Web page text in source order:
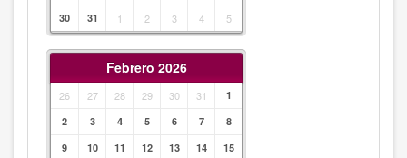
30
31 1 2 3 4 5
Febrero 2026
26 27 28 29 30 31
1
2
3 4 5 6 7
8
9
10 11 12 13 14
15